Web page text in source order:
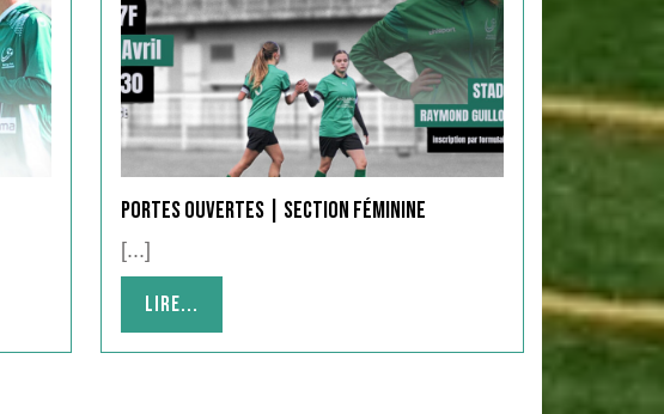
Portes Ouvertes | Section Féminine
[...]
Lire...